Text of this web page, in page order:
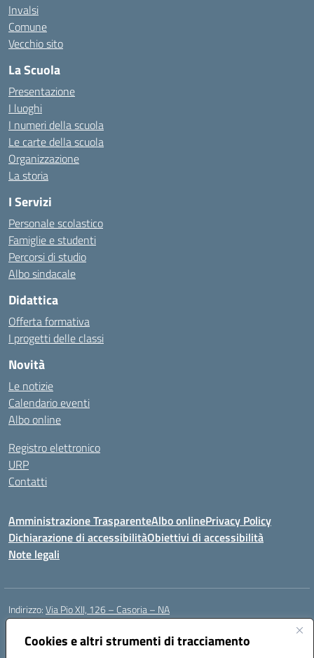
Cookies e altri strumenti di tracciamento
Invalsi
Comune
Vecchio sito
La Scuola
Presentazione
I luoghi
I numeri della scuola
Le carte della scuola
Organizzazione
La storia
I Servizi
Personale scolastico
Famiglie e studenti
Percorsi di studio
Albo sindacale
Didattica
Offerta formativa
I progetti delle classi
Novità
Le notizie
Calendario eventi
Albo online
Registro elettronico
URP
Contatti
Amministrazione TrasparenteAlbo onlinePrivacy Policy
Dichiarazione di accessibilitàObiettivi di accessibilità
Note legali
Indirizzo:Via Pio XII, 126 – Casoria – NA
Centralino:
Posta elettronica certificata (PEC):naic8et00d@pec.istruzione.it